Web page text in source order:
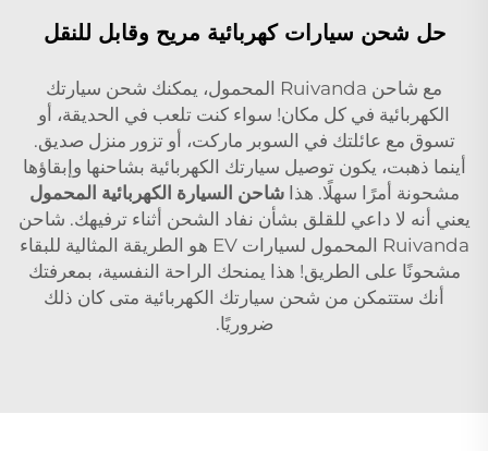
حل شحن سيارات كهربائية مريح وقابل للنقل
مع شاحن Ruivanda المحمول، يمكنك شحن سيارتك
الكهربائية في كل مكان! سواء كنت تلعب في الحديقة، أو
تسوق مع عائلتك في السوبر ماركت، أو تزور منزل صديق.
أينما ذهبت، يكون توصيل سيارتك الكهربائية بشاحنها وإبقاؤها
مشحونة أمرًا سهلًا. هذاشاحن السيارة الكهربائية المحمول
يعني أنه لا داعي للقلق بشأن نفاد الشحن أثناء ترفيهك. شاحن
Ruivanda المحمول لسيارات EV هو الطريقة المثالية للبقاء
مشحونًا على الطريق! هذا يمنحك الراحة النفسية، بمعرفتك
أنك ستتمكن من شحن سيارتك الكهربائية متى كان ذلك
ضروريًا.